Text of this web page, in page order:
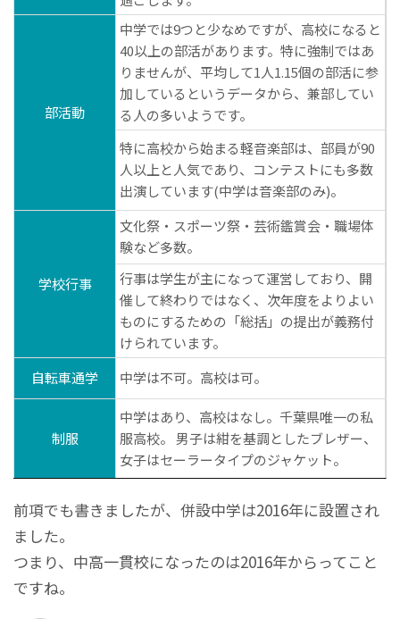
部活動
中学では9つと少なめですが、高校になると
40以上の部活があります。特に強制ではあ
りませんが、平均して1人1.15個の部活に参
加しているというデータから、兼部してい
る人の多いようです。
特に高校から始まる軽音楽部は、部員が90
人以上と人気であり、コンテストにも多数
出演しています(中学は音楽部のみ)。
学校行事
文化祭・スポーツ祭・芸術鑑賞会・職場体
験など多数。
行事は学生が主になって運営しており、開
催して終わりではなく、次年度をよりよい
ものにするための「総括」の提出が義務付
けられています。
自転車通学
中学は不可。高校は可。
制服
中学はあり、高校はなし。千葉県唯一の私
服高校。 男子は紺を基調としたブレザー、
女子はセーラータイプのジャケット。
前項でも書きましたが、併設中学は2016年に設置され
ました。
つまり、中高一貫校になったのは2016年からってこと
ですね。